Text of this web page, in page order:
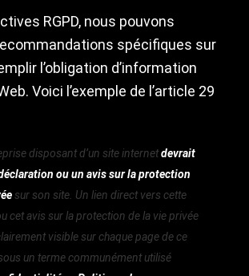
RGPD, nous pouvons
spécifiques sur
l’obligation d’information
Voici l’exemple de l’article 29
disposant d’un site internetdevrait
ou un avis sur la protection
sur son site. Un lien direct vers cette
cet avis sur la protection de la vie privée
visible sur chaque page de ce
un terme communément utilisé